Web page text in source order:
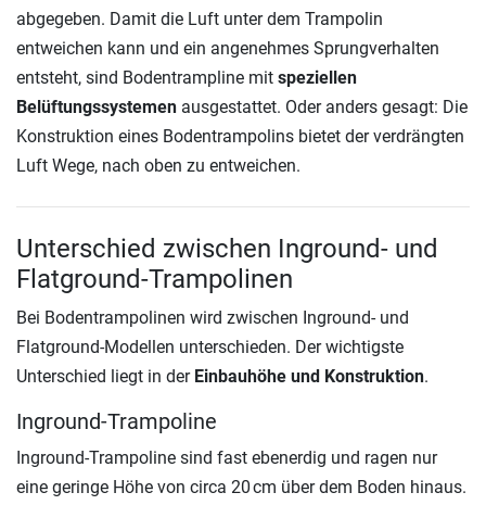
abgegeben. Damit die Luft unter dem Trampolin
entweichen kann und ein angenehmes Sprungverhalten
entsteht, sind Bodentrampline mit speziellen
Belüftungssystemen ausgestattet. Oder anders gesagt: Die
Konstruktion eines Bodentrampolins bietet der verdrängten
Luft Wege, nach oben zu entweichen.
Unterschied zwischen Inground- und
Flatground-Trampolinen
Bei Bodentrampolinen wird zwischen Inground- und
Flatground-Modellen unterschieden. Der wichtigste
Unterschied liegt in der Einbauhöhe und Konstruktion.
Inground-Trampoline
Inground-Trampoline sind fast ebenerdig und ragen nur
eine geringe Höhe von circa 20 cm über dem Boden hinaus.